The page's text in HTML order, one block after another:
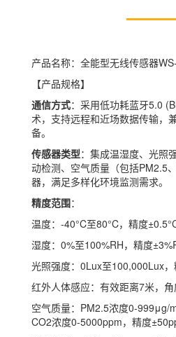
产品名称：全能型无线传感器
【产品规格】
通信方式：采用低功耗蓝牙5.0
术，支持远程和近场数据传输，
备。
传感器类型：集成温湿度、光照
动检测、空气质量（包括PM2.5
器，满足多样化环境监测需求。
精度范围：
温度：-40°C至80°C，精度±0.5°C
湿度：0%至100%RH，精度
光照强度：0Lux至100,000Lux，
红外人体感应：有效距离7米，角
空气质量：PM2.5浓度0-999μg/
CO2浓度0-5000ppm，精度